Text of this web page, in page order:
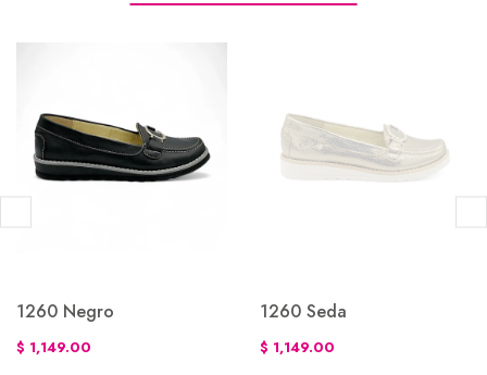
1260 Negro
$ 1,149.00
1260 Seda
$ 1,149.00